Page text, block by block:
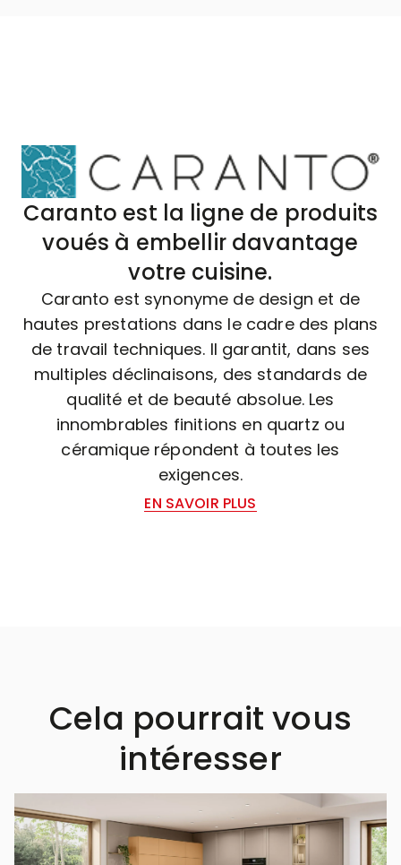
Caranto est la ligne de produits
voués à embellir davantage
votre cuisine.
Caranto est synonyme de design et de
hautes prestations dans le cadre des plans
de travail techniques. Il garantit, dans ses
multiples déclinaisons, des standards de
qualité et de beauté absolue. Les
innombrables finitions en quartz ou
céramique répondent à toutes les
exigences.
EN SAVOIR PLUS
Cela pourrait vous
intéresser